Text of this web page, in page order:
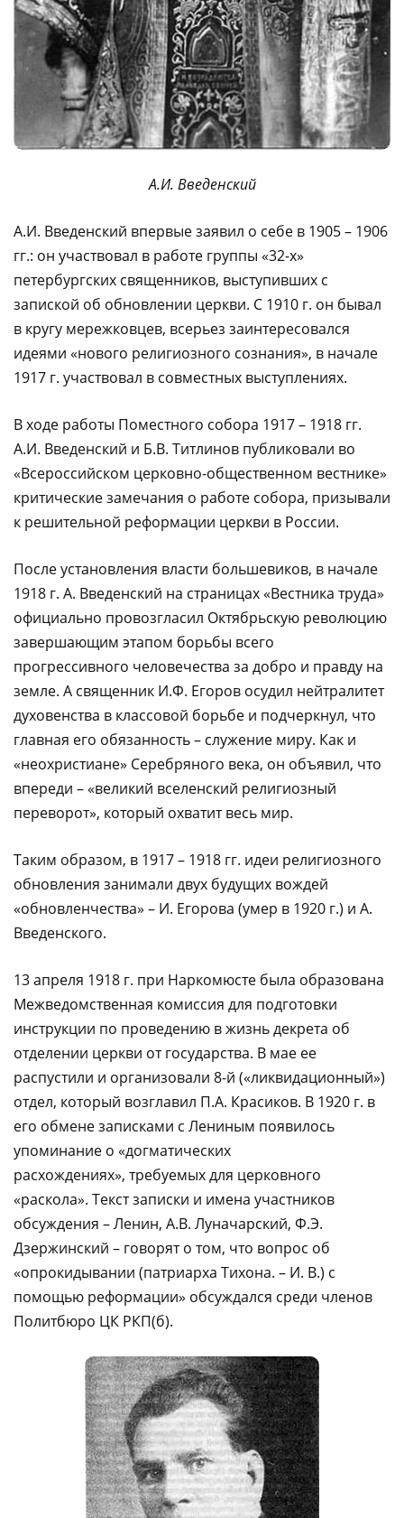
А.И. Введенский
А.И. Введенский впервые заявил о себе в 1905 – 1906
гг.: он участвовал в работе группы «32-х»
петербургских священников, выступивших с
запиской об обновлении церкви. С 1910 г. он бывал
в кругу мережковцев, всерьез заинтересовался
идеями «нового религиозного сознания», в начале
1917 г. участвовал в совместных выступлениях.
В ходе работы Поместного собора 1917 – 1918 гг.
А.И. Введенский и Б.В. Титлинов публиковали во
«Всероссийском церковно-общественном вестнике»
критические замечания о работе собора, призывали
к решительной реформации церкви в России.
После установления власти большевиков, в начале
1918 г. А. Введенский на страницах «Вестника труда»
офици­ально провозгласил Октябрьскую революцию
завершающим этапом борьбы всего
прогрессивного человечества за добро и правду на
земле. А священник И.Ф. Егоров осудил нейтралитет
духовенства в классовой борьбе и подчеркнул, что
главная его обязан­ность – служение миру. Как и
«неохристиане» Серебряного века, он объявил, что
впереди – «великий вселенский религиозный
переворот», который охватит весь мир.
Таким образом, в 1917 – 1918 гг. идеи религиозного
обновления занимали двух будущих вождей
«обновленчества» – И. Егорова (умер в 1920 г.) и А.
Введенского.
13 апреля 1918 г. при Наркомюсте была образована
Межведомственная комиссия для подготовки
инструкции по проведению в жизнь декрета об
отделении церкви от государства. В мае ее
распустили и организовали 8-й («ликвидационный»)
отдел, который возглавил П.А. Красиков. В 1920 г. в
его обмене записками с Лениным появилось
упоминание о «догматических
расхождениях», требуемых для церковного
«раскола». Текст записки и имена участников
обсуждения – Ленин, А.В. Луначарский, Ф.Э.
Дзержинский – говорят о том, что вопрос об
«опрокидывании (патриарха Тихона. – И. В.) с
помощью реформации» обсуждался среди членов
Политбюро ЦК РКП(б).